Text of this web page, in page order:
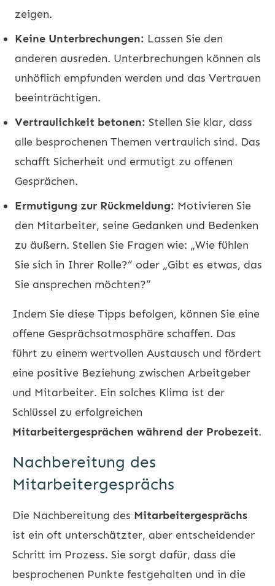
zeigen.
Keine Unterbrechungen: Lassen Sie den
anderen ausreden. Unterbrechungen können als
unhöflich empfunden werden und das Vertrauen
beeinträchtigen.
Vertraulichkeit betonen: Stellen Sie klar, dass
alle besprochenen Themen vertraulich sind. Das
schafft Sicherheit und ermutigt zu offenen
Gesprächen.
Ermutigung zur Rückmeldung: Motivieren Sie
den Mitarbeiter, seine Gedanken und Bedenken
zu äußern. Stellen Sie Fragen wie: „Wie fühlen
Sie sich in Ihrer Rolle?“ oder „Gibt es etwas, das
Sie ansprechen möchten?“
Indem Sie diese Tipps befolgen, können Sie eine
offene Gesprächsatmosphäre schaffen. Das
führt zu einem wertvollen Austausch und fördert
eine positive Beziehung zwischen Arbeitgeber
und Mitarbeiter. Ein solches Klima ist der
Schlüssel zu erfolgreichen
Mitarbeitergesprächen während der Probezeit.
Nachbereitung des
Mitarbeitergesprächs
Die Nachbereitung des Mitarbeitergesprächs
ist ein oft unterschätzter, aber entscheidender
Schritt im Prozess. Sie sorgt dafür, dass die
besprochenen Punkte festgehalten und in die